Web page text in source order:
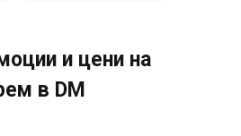
и цени на
в DM